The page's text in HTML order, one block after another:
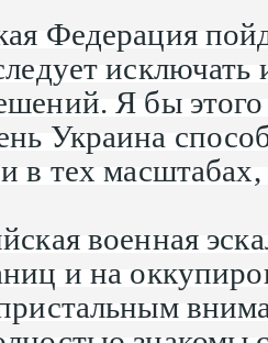
Федерация
Я бы
Украина
в тех
военная
и на
пристальным